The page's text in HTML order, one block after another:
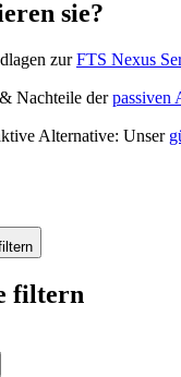
sie?
zurFTS Nexus
Nachteile derpassiven
Alternative: Unser
filtern